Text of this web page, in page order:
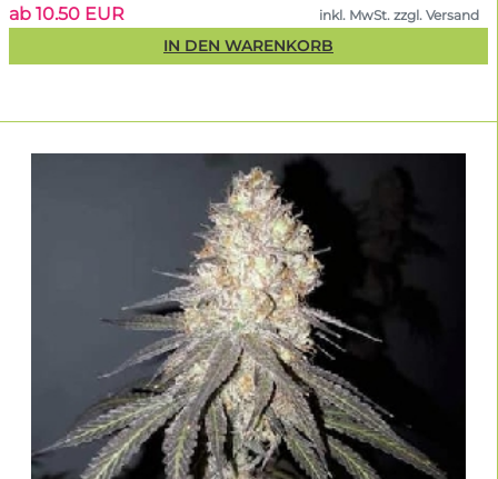
ab 10.50 EUR inkl. MwSt. zzgl. Versand
IN DEN WARENKORB